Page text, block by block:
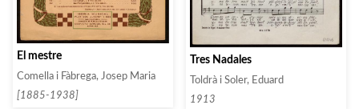
El mestre
Comella i Fàbrega, Josep Maria
[1885-1938]
Tres Nadales
Toldrà i Soler, Eduard
1913